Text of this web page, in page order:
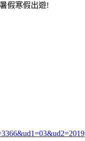
假寒假出遊!